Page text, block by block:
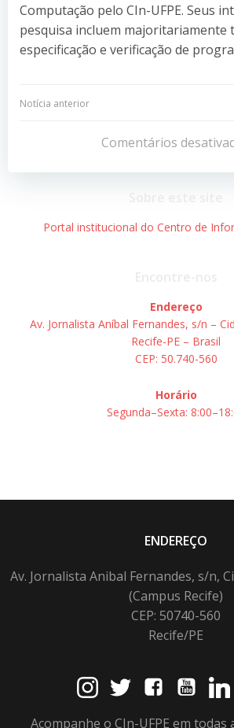
Computação pelo CIn-UFPE. Seus
pesquisa incluem majoritariamente
especificação e verificação de
Navegação
Post
Notícia anterior
de
Comentários
Portal institucional do Centro de
Endereço
Av. Jornalista Aníbal Fernandes, s/n –
Recife-PE – Brasil
CEP: 50.740-560
Horário
Segunda–Sexta:
ENDEREÇO
Av. Jornalista Anibal Fernandes, s/n,
(Campus Recife)
CEP: 50740-560
Recife/PE
Acompanhe o CIn-UFPE em todas